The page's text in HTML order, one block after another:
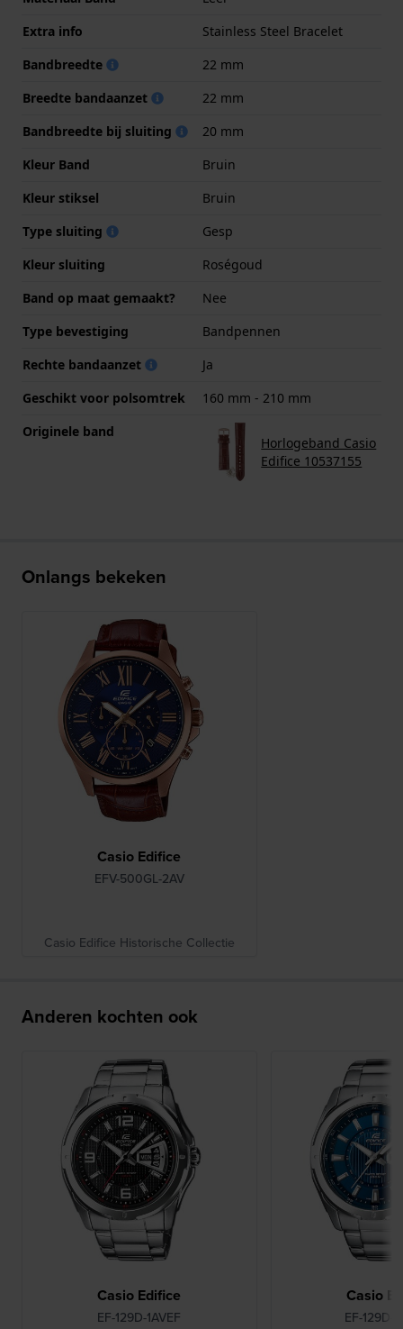
Extra info
Stainless Steel Bracelet
Bandbreedte
22 mm
Breedte bandaanzet
22 mm
Bandbreedte bij sluiting
20 mm
Kleur Band
Bruin
Kleur stiksel
Bruin
Type sluiting
Gesp
Kleur sluiting
Roségoud
Band op maat gemaakt?
Nee
Type bevestiging
Bandpennen
Rechte bandaanzet
Ja
Geschikt voor polsomtrek
160 mm - 210 mm
Originele band
Horlogeband Casio
Edifice 10537155
Onlangs bekeken
Casio Edifice
EFV-500GL-2AV
Casio Edifice Historische Collectie
Anderen kochten ook
Casio Edifice
EF-129D-1AVEF
Casio
EF-129D-